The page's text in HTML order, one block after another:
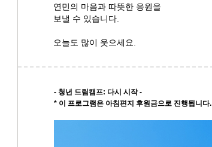
연민의 마음과 따뜻한 응원을
보낼 수 있습니다.
오늘도 많이 웃으세요.
- 청년 드림캠프: 다시 시작 -
* 이 프로그램은 아침편지 후원금으로 진행됩니다.